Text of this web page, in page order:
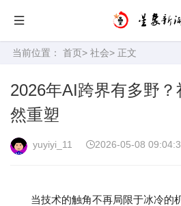
当前位置： 首页> 社会> 正文
2026年AI跨界有多野
然重塑
yuyiyi_11 2026-05-08
当技术的触角不再局限于冰冷的